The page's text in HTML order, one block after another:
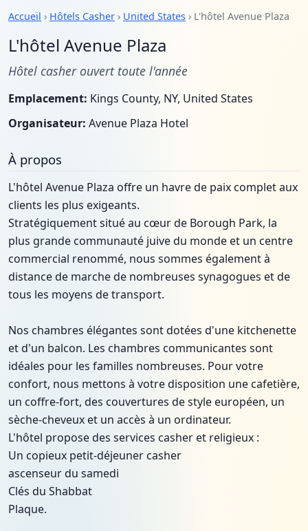
Accueil › Hôtels Casher › United States › L'hôtel Avenue Plaza
L'hôtel Avenue Plaza
Hôtel casher ouvert toute l'année
Emplacement: Kings County, NY, United States
Organisateur: Avenue Plaza Hotel
À propos
L'hôtel Avenue Plaza offre un havre de paix complet aux
clients les plus exigeants.
Stratégiquement situé au cœur de Borough Park, la
plus grande communauté juive du monde et un centre
commercial renommé, nous sommes également à
distance de marche de nombreuses synagogues et de
tous les moyens de transport.
Nos chambres élégantes sont dotées d'une kitchenette
et d'un balcon. Les chambres communicantes sont
idéales pour les familles nombreuses. Pour votre
confort, nous mettons à votre disposition une cafetière,
un coffre-fort, des couvertures de style européen, un
sèche-cheveux et un accès à un ordinateur.
L'hôtel propose des services casher et religieux :
Un copieux petit-déjeuner casher
ascenseur du samedi
Clés du Shabbat
Plaque.